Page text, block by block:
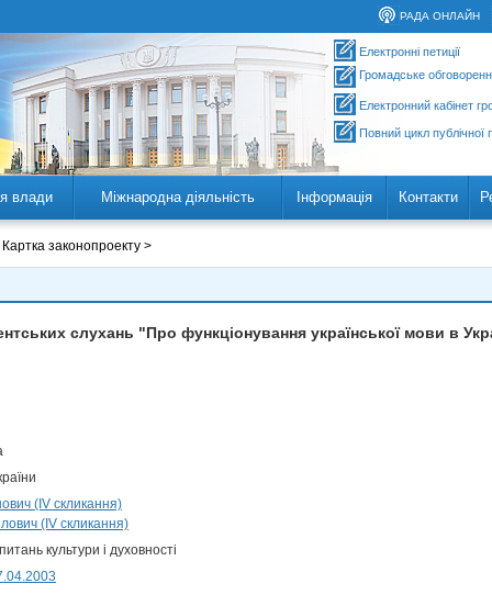
РАДА ОНЛАЙН
Електронні петиції
Громадське
Електронний кабінет
Повний цикл публічної
влади Міжнародна діяльність Інформація Контакти
законопроекту >
слухань "Про функціонування української мови в
(IV скликання)
(IV скликання)
культури і духовності